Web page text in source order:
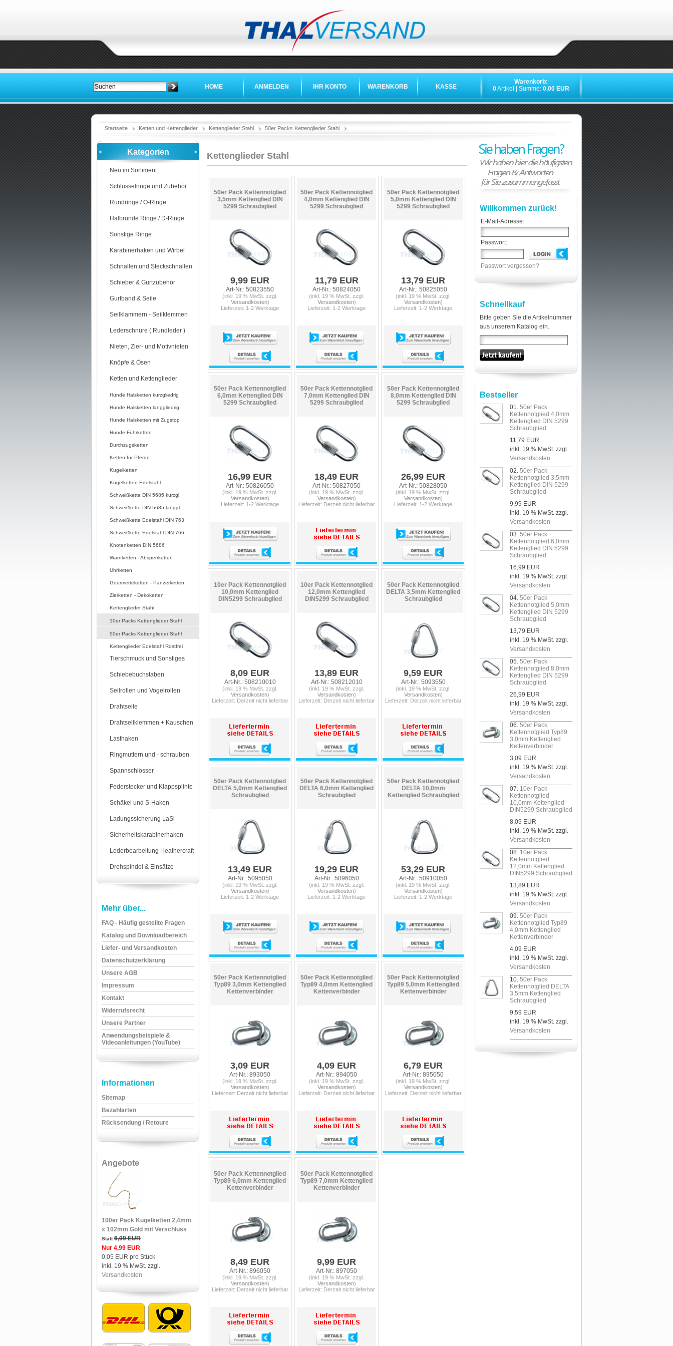
HOME ANMELDEN IHR KONTO WARENKORB KASSE
Warenkorb:
0Artikel | Summe: 0,00 EUR
Startseite Ketten und Kettenglieder Kettenglieder Stahl 50er Packs Kettenglieder Stahl
Kategorien
Neu im Sortiment
Schlüsselringe und Zubehör
Rundringe / O-Ringe
Halbrunde Ringe / D-Ringe
Sonstige Ringe
Karabinerhaken und Wirbel
Schnallen und Steckschnallen
Schieber & Gurtzubehör
Gurtband & Seile
Seilklammern - Seilklemmen
Lederschnüre ( Rundleder )
Nieten, Zier- und Motivnieten
Knöpfe & Ösen
Ketten und Kettenglieder
Hunde Halsketten kurzgliedrig
Hunde Halsketten langgliedrig
Hunde Halsketten mit Zugstop
Hunde Führketten
Durchzugsketten
Ketten für Pferde
Kugelketten
Kugelketten Edelstahl
Schweißkette DIN 5685 kurzgl.
Schweißkette DIN 5685 langgl.
Schweißkette Edelstahl DIN 763
Schweißkette Edelstahl DIN 766
Knotenketten DIN 5686
Warnketten - Absperrketten
Uhrketten
Gourmetteketten - Panzerketten
Zierketten - Dekoketten
Kettenglieder Stahl
10er Packs Kettenglieder Stahl
50er Packs Kettenglieder Stahl
Kettenglieder Edelstahl Rostfrei
Tierschmuck und Sonstiges
Schiebebuchstaben
Seilrollen und Vogelrollen
Drahtseile
Drahtseilklemmen + Kauschen
Lasthaken
Ringmuttern und - schrauben
Spannschlösser
Federstecker und Klappsplinte
Schäkel und S-Haken
Ladungssicherung LaSi
Sicherheitskarabinerhaken
Lederbearbeitung | leathercraft
Drehspindel & Einsätze
Mehr über...
FAQ - Häufig gestellte Fragen
Katalog und Downloadbereich
Liefer- und Versandkosten
Datenschutzerklärung
Unsere AGB
Impressum
Kontakt
Widerrufsrecht
Unsere Partner
Anwendungsbeispiele &
Videoanleitungen (YouTube)
Informationen
Sitemap
Bezahlarten
Rücksendung / Retoure
Angebote
100er Pack Kugelketten 2,4mm
x 102mm Gold mit Verschluss
Statt6,09 EUR
Nur 4,99 EUR
0,05 EUR pro Stück
inkl. 19 % MwSt. zzgl.
Versandkosten
Kettenglieder Stahl
50er Pack Kettennotglied
3,5mm Kettenglied DIN
5299 Schraubglied
9,99 EUR
Art-Nr.: 50823550
(inkl. 19 % MwSt. zzgl.
Versandkosten)
Lieferzeit: 1-2 Werktage
50er Pack Kettennotglied
4,0mm Kettenglied DIN
5299 Schraubglied
11,79 EUR
Art-Nr.: 50824050
(inkl. 19 % MwSt. zzgl.
Versandkosten)
Lieferzeit: 1-2 Werktage
50er Pack Kettennotglied
5,0mm Kettenglied DIN
5299 Schraubglied
13,79 EUR
Art-Nr.: 50825050
(inkl. 19 % MwSt. zzgl.
Versandkosten)
Lieferzeit: 1-2 Werktage
50er Pack Kettennotglied
6,0mm Kettenglied DIN
5299 Schraubglied
16,99 EUR
Art-Nr.: 50826050
(inkl. 19 % MwSt. zzgl.
Versandkosten)
Lieferzeit: 1-2 Werktage
50er Pack Kettennotglied
7,0mm Kettenglied DIN
5299 Schraubglied
18,49 EUR
Art-Nr.: 50827050
(inkl. 19 % MwSt. zzgl.
Versandkosten)
Lieferzeit: Derzeit nicht lieferbar
50er Pack Kettennotglied
8,0mm Kettenglied DIN
5299 Schraubglied
26,99 EUR
Art-Nr.: 50828050
(inkl. 19 % MwSt. zzgl.
Versandkosten)
Lieferzeit: 1-2 Werktage
10er Pack Kettennotglied
10,0mm Kettenglied
DIN5299 Schraubglied
8,09 EUR
Art-Nr.: 508210010
(inkl. 19 % MwSt. zzgl.
Versandkosten)
Lieferzeit: Derzeit nicht lieferbar
10er Pack Kettennotglied
12,0mm Kettenglied
DIN5299 Schraubglied
13,89 EUR
Art-Nr.: 508212010
(inkl. 19 % MwSt. zzgl.
Versandkosten)
Lieferzeit: Derzeit nicht lieferbar
50er Pack Kettennotglied
DELTA 3,5mm Kettenglied
Schraubglied
9,59 EUR
Art-Nr.: 5093550
(inkl. 19 % MwSt. zzgl.
Versandkosten)
Lieferzeit: Derzeit nicht lieferbar
50er Pack Kettennotglied
DELTA 5,0mm Kettenglied
Schraubglied
13,49 EUR
Art-Nr.: 5095050
(inkl. 19 % MwSt. zzgl.
Versandkosten)
Lieferzeit: 1-2 Werktage
50er Pack Kettennotglied
DELTA 6,0mm Kettenglied
Schraubglied
19,29 EUR
Art-Nr.: 5096050
(inkl. 19 % MwSt. zzgl.
Versandkosten)
Lieferzeit: 1-2 Werktage
50er Pack Kettennotglied
DELTA 10,0mm
Kettenglied Schraubglied
53,29 EUR
Art-Nr.: 50910050
(inkl. 19 % MwSt. zzgl.
Versandkosten)
Lieferzeit: 1-2 Werktage
50er Pack Kettennotglied
Typ89 3,0mm Kettenglied
Kettenverbinder
3,09 EUR
Art-Nr.: 893050
(inkl. 19 % MwSt. zzgl.
Versandkosten)
Lieferzeit: Derzeit nicht lieferbar
50er Pack Kettennotglied
Typ89 4,0mm Kettenglied
Kettenverbinder
4,09 EUR
Art-Nr.: 894050
(inkl. 19 % MwSt. zzgl.
Versandkosten)
Lieferzeit: Derzeit nicht lieferbar
50er Pack Kettennotglied
Typ89 5,0mm Kettenglied
Kettenverbinder
6,79 EUR
Art-Nr.: 895050
(inkl. 19 % MwSt. zzgl.
Versandkosten)
Lieferzeit: Derzeit nicht lieferbar
50er Pack Kettennotglied
Typ89 6,0mm Kettenglied
Kettenverbinder
8,49 EUR
Art-Nr.: 896050
(inkl. 19 % MwSt. zzgl.
Versandkosten)
Lieferzeit: Derzeit nicht lieferbar
50er Pack Kettennotglied
Typ89 7,0mm Kettenglied
Kettenverbinder
9,99 EUR
Art-Nr.: 897050
(inkl. 19 % MwSt. zzgl.
Versandkosten)
Lieferzeit: Derzeit nicht lieferbar
Willkommen zurück!
E-Mail-Adresse:
Passwort:
Passwort vergessen?
Schnellkauf
Bitte geben Sie die Artikelnummer
aus unserem Katalog ein.
Bestseller
01. 50er Pack
Kettennotglied 4,0mm
Kettenglied DIN 5299
Schraubglied
11,79 EUR
inkl. 19 % MwSt. zzgl.
Versandkosten
02. 50er Pack
Kettennotglied 3,5mm
Kettenglied DIN 5299
Schraubglied
9,99 EUR
inkl. 19 % MwSt. zzgl.
Versandkosten
03. 50er Pack
Kettennotglied 6,0mm
Kettenglied DIN 5299
Schraubglied
16,99 EUR
inkl. 19 % MwSt. zzgl.
Versandkosten
04. 50er Pack
Kettennotglied 5,0mm
Kettenglied DIN 5299
Schraubglied
13,79 EUR
inkl. 19 % MwSt. zzgl.
Versandkosten
05. 50er Pack
Kettennotglied 8,0mm
Kettenglied DIN 5299
Schraubglied
26,99 EUR
inkl. 19 % MwSt. zzgl.
Versandkosten
06. 50er Pack
Kettennotglied Typ89
3,0mm Kettenglied
Kettenverbinder
3,09 EUR
inkl. 19 % MwSt. zzgl.
Versandkosten
07. 10er Pack
Kettennotglied
10,0mm Kettenglied
DIN5299 Schraubglied
8,09 EUR
inkl. 19 % MwSt. zzgl.
Versandkosten
08. 10er Pack
Kettennotglied
12,0mm Kettenglied
DIN5299 Schraubglied
13,89 EUR
inkl. 19 % MwSt. zzgl.
Versandkosten
09. 50er Pack
Kettennotglied Typ89
4,0mm Kettenglied
Kettenverbinder
4,09 EUR
inkl. 19 % MwSt. zzgl.
Versandkosten
10. 50er Pack
Kettennotglied DELTA
3,5mm Kettenglied
Schraubglied
9,59 EUR
inkl. 19 % MwSt. zzgl.
Versandkosten